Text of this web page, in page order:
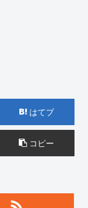
はてブ
コピー